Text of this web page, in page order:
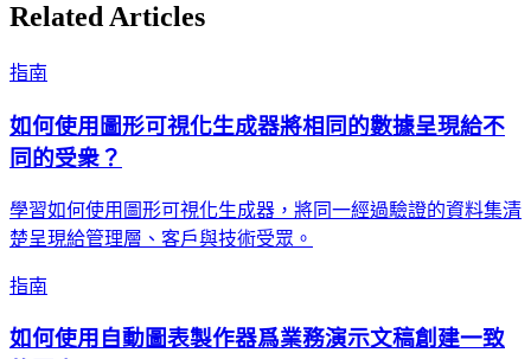
Related Articles
指南
如何使用圖形可視化生成器將相同的數據呈現給不
同的受衆？
學習如何使用圖形可視化生成器，將同一經過驗證的資料集清
楚呈現給管理層、客戶與技術受眾。
指南
如何使用自動圖表製作器爲業務演示文稿創建一致